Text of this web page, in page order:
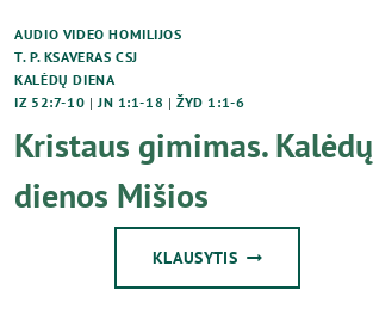
AUDIO VIDEO HOMILIJOS
T. P. KSAVERAS CSJ
KALĖDŲ DIENA
IZ 52:7-10 | JN 1:1-18 |ŽYD 1:1-6
Kristaus gimimas. Kalėdų
dienos Mišios
KLAUSYTISKRISTAUS